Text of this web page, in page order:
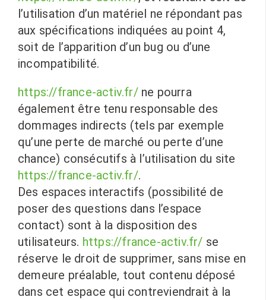
l’utilisation d’un matériel ne répondant pas
aux spécifications indiquées au point 4,
soit de l’apparition d’un bug ou d’une
incompatibilité.
https://france-activ.fr/ne pourra
également être tenu responsable des
dommages indirects (tels par exemple
qu’une perte de marché ou perte d’une
chance) consécutifs à l’utilisation du site
https://france-activ.fr/.
Des espaces interactifs (possibilité de
poser des questions dans l’espace
contact) sont à la disposition des
utilisateurs. https://france-activ.fr/ se
réserve le droit de supprimer, sans mise en
demeure préalable, tout contenu déposé
dans cet espace qui contreviendrait à la